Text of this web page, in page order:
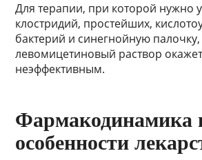
Для терапии, при которой нужно
клостридий, простейших,
бактерий и синегнойную палочку,
левомицетиновый раствор
неэффективным.
Фармакодинамика
особенности